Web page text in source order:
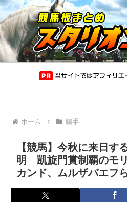
ホーム 騎手
【競馬】今秋に来日す
明 凱旋門賞制覇のモ
カンド、ムルザバエフ